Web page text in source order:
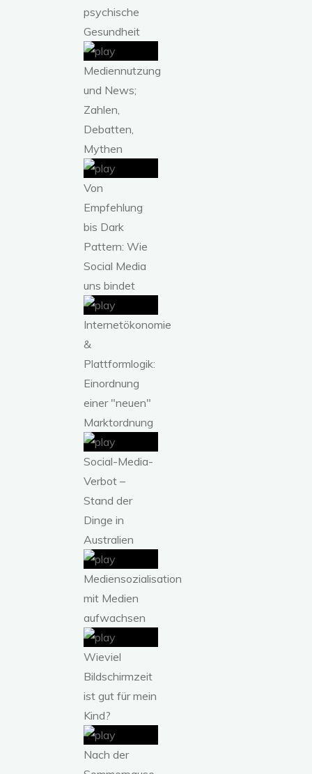
psychische
Gesundheit
Mediennutzung
und News;
Zahlen,
Debatten,
Mythen
Von
Empfehlung
bis Dark
Pattern: Wie
Social Media
uns bindet
Internetökonomie
&
Plattformlogik:
Einordnung
einer "neuen"
Marktordnung
Social-Media-
Verbot –
Stand der
Dinge in
Australien
Mediensozialisation
mit Medien
aufwachsen
Wieviel
Bildschirmzeit
ist gut für mein
Kind?
Nach der